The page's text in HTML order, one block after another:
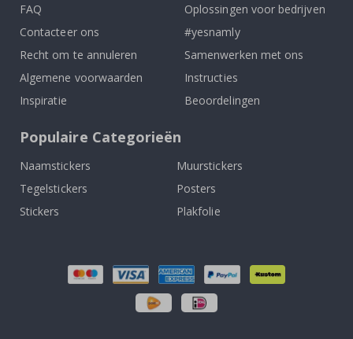
FAQ
Contacteer ons
Recht om te annuleren
Algemene voorwaarden
Inspiratie
Oplossingen voor bedrijven
#yesnamly
Samenwerken met ons
Instructies
Beoordelingen
Populaire Categorieën
Naamstickers
Muurstickers
Tegelstickers
Posters
Stickers
Plakfolie